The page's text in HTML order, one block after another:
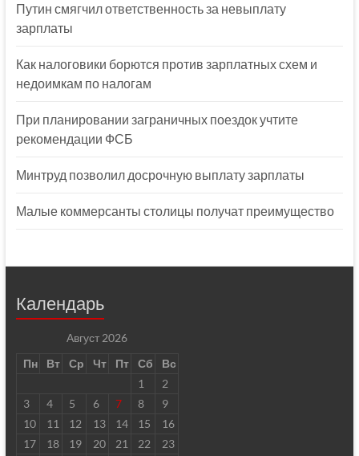
Путин смягчил ответственность за невыплату
зарплаты
Как налоговики борются против зарплатных схем и
недоимкам по налогам
При планировании заграничных поездок учтите
рекомендации ФСБ
Минтруд позволил досрочную выплату зарплаты
Малые коммерсанты столицы получат преимущество
Календарь
Август 2026
Пн
Вт Ср Чт Пт Сб
Вс
1
2
3
4 5 6 7 8
9
10
11 12 13 14 15
16
17
18 19 20 21 22
23